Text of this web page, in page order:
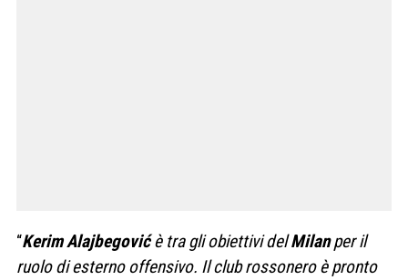
“Kerim Alajbegovićè tra gli obiettivi delMilanper il
ruolo di esterno offensivo. Il club rossonero è pronto